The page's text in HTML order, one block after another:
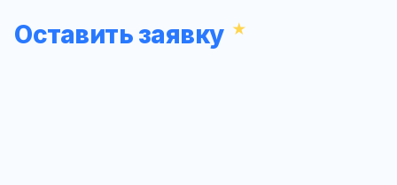
Оставить заявку